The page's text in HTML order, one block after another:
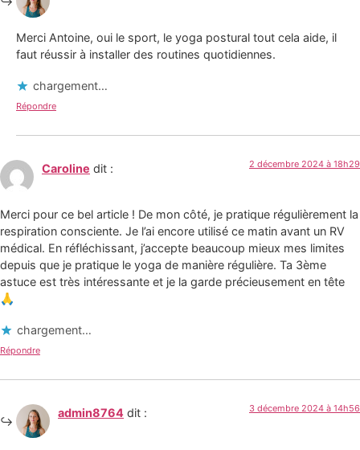
Merci Antoine, oui le sport, le yoga postural tout cela aide, il
faut réussir à installer des routines quotidiennes.
chargement…
Répondre
Caroline dit : 2 décembre 2024 à 18h29
Merci pour ce bel article ! De mon côté, je pratique régulièrement la
respiration consciente. Je l’ai encore utilisé ce matin avant un RV
médical. En réfléchissant, j’accepte beaucoup mieux mes limites
depuis que je pratique le yoga de manière régulière. Ta 3ème
astuce est très intéressante et je la garde précieusement en tête
🙏
chargement…
Répondre
admin8764 dit : 3 décembre 2024 à 14h56